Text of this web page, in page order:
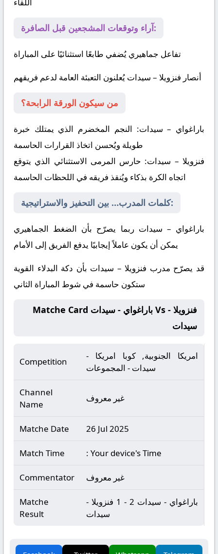
آراء وتوقعات المشجعين قبل الصافرة:
تفاعل جماهيري يُضفي طابعًا استثنائيًا على المباراة
أنصار فنزويلا – سيدات يُعلنون التعبئة العامة لدعم فريقهم
من سيكون الورقة الرابحة؟
باراغواي – سيدات: النجم المخضرم الذي يمتلك خبرة
طويلة ويُحسن اتخاذ القرارات الحاسمة
فنزويلا – سيدات: حارس المرمى الاستثنائي الذي يتوقع
اتجاه الكرة بذكاء ويُنقذ فريقه في اللحظات الحاسمة
كلمات المدرب… بين التحفيز والاستراتيجية:
باراغواي – سيدات ربما يصرّح بأن الضغط الجماهيري
يمكن أن يكون عاملاً إيجابيًا يدفع الفريق إلى الأمام
قد يصرّح مدرب فنزويلا – سيدات بأن دكة البدلاء القوية
ستكون حاسمة في شوط المباراة الثاني
Matche Card باراغواي - سيدات Vs فنزويلا -
سيدات
Competition
امريكا الجنوبية, كوبا امريكا -
سيدات - المجموعات
Channel
Name
غير معروف
Matche Date 26 Jul 2025
Match Time : Your device's Time
Commentator غير معروف
Matche
Result
باراغواي - سيدات 2 - 1 فنزويلا -
سيدات